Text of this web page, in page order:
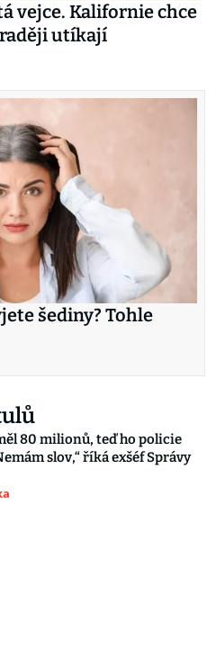
vejce. Kalifornie chce
utíkají
šediny? Tohle
80 milionů, teď ho policie
slov,“ říká exšéf Správy